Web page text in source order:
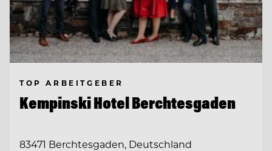
TOP ARBEITGEBER
Kempinski Hotel Berchtesgaden
83471 Berchtesgaden, Deutschland